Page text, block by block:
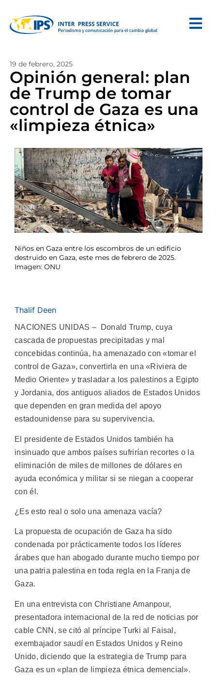
19 de febrero, 2025
Opinión general: plan
de Trump de tomar
control de Gaza es una
«limpieza étnica»
Niños en Gaza entre los escombros de un edificio
destruido en Gaza, este mes de febrero de 2025.
Imagen: ONU
Thalif Deen
NACIONES UNIDAS – Donald Trump, cuya
cascada de propuestas precipitadas y mal
concebidas continúa, ha amenazado con «tomar el
control de Gaza», convertirla en una «Riviera de
Medio Oriente» y trasladar a los palestinos a Egipto
y Jordania, dos antiguos aliados de Estados Unidos
que dependen en gran medida del apoyo
estadounidense para su supervivencia.
El presidente de Estados Unidos también ha
insinuado que ambos países sufrirían recortes o la
eliminación de miles de millones de dólares en
ayuda económica y militar si se niegan a cooperar
con él.
¿Es esto real o solo una amenaza vacía?
La propuesta de ocupación de Gaza ha sido
condenada por prácticamente todos los líderes
árabes que han abogado durante mucho tiempo por
una patria palestina en toda regla en la Franja de
Gaza.
En una entrevista con Christiane Amanpour,
presentadora internacional de la red de noticias por
cable CNN, se citó al príncipe Turki al Faisal,
exembajador saudí en Estados Unidos y Reino
Unido, diciendo que la estrategia de Trump para
Gaza es un «plan de limpieza étnica demencial».